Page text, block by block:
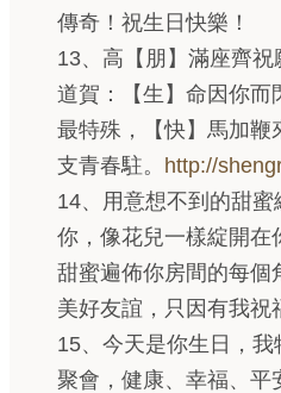
傳奇！祝生日快樂！
13、高【朋】滿座齊
道賀：【生】命因你而
最特殊，【快】馬加鞭
支青春駐。 http://
14、用意想不到的甜蜜
你，像花兒一樣綻開在
甜蜜遍佈你房間的每個
美好友誼，只因有我祝
15、今天是你生日，
聚會，健康、幸福、平